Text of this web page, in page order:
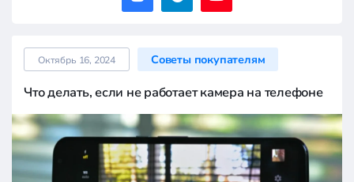
Октябрь 16, 2024 Советы покупателям
Что делать, если не работает камера на телефоне